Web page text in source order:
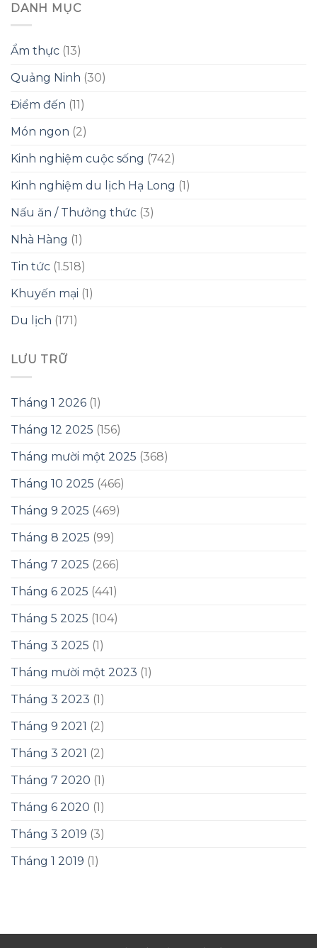
DANH MỤC
Ẩm thực (13)
Quảng Ninh (30)
Điểm đến (11)
Món ngon (2)
Kinh nghiệm cuộc sống (742)
Kinh nghiệm du lịch Hạ Long (1)
Nấu ăn / Thưởng thức (3)
Nhà Hàng (1)
Tin tức (1.518)
Khuyến mại (1)
Du lịch (171)
LƯU TRỮ
Tháng 1 2026 (1)
Tháng 12 2025 (156)
Tháng mười một 2025 (368)
Tháng 10 2025 (466)
Tháng 9 2025 (469)
Tháng 8 2025 (99)
Tháng 7 2025 (266)
Tháng 6 2025 (441)
Tháng 5 2025 (104)
Tháng 3 2025 (1)
Tháng mười một 2023 (1)
Tháng 3 2023 (1)
Tháng 9 2021 (2)
Tháng 3 2021 (2)
Tháng 7 2020 (1)
Tháng 6 2020 (1)
Tháng 3 2019 (3)
Tháng 1 2019 (1)